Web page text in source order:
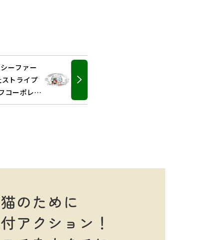
ーファー
トライプ
コーポレー
マイル様、